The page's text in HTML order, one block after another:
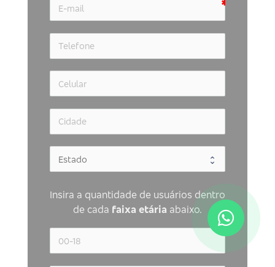
Insira a quantidade de usuários dentro
de cada faixa etária abaixo.